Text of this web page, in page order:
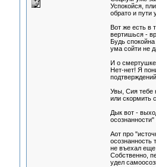
Успокойся,
обрато и пути
Вот же есть в
вертишься -
Будь
ума сойти не
И о
Нет-нет! Я
Увы, Сия тебе
или скормить
Дык вот -
Аот про
осознанность
не въехал еще
Собственно,
удел